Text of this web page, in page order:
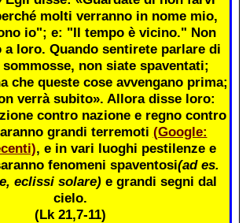
molti verranno in nome mio,
io"; e: "Il tempo è vicino." Non
a loro. Quando sentirete parlare di
non siate spaventati;
che queste cose avvengano prima;
verrà subito». Allora disse loro:
contro nazione e regno contro
grandi terremoti (Google:
, e in vari luoghi pestilenze e
fenomeni spaventosi(ad es.
eclissi solare) e grandi segni dal
cielo.
(Lk 21,7-11)